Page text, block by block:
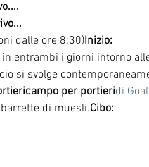
dalle ore 8:30)Inizio:
entrambi i giorni intorno
si svolge
campo per portieridi
di muesli.Cibo: